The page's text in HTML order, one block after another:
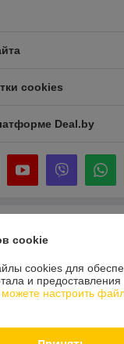
cookies
Deal.by
аг. Атолино, ул.
ЕГР: 693392841
Мингорисполком
cookie
cookies для
и
настроить